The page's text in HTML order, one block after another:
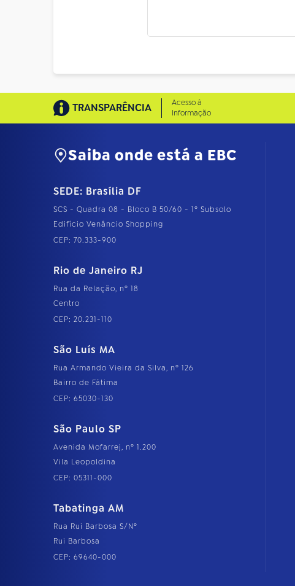
TRANSPARÊNCIA
Acesso à
Informação
Saiba onde está a EBC
SEDE: Brasília DF
SCS - Quadra 08 - Bloco B 50/60 - 1º Subsolo
Edifício Venâncio Shopping
CEP: 70.333-900
Rio de Janeiro RJ
Rua da Relação, nº 18
Centro
CEP: 20.231-110
São Luís MA
Rua Armando Vieira da Silva, nº 126
Bairro de Fátima
CEP: 65030-130
São Paulo SP
Avenida Mofarrej, nº 1.200
Vila Leopoldina
CEP: 05311-000
Tabatinga AM
Rua Rui Barbosa S/Nº
Rui Barbosa
CEP: 69640-000